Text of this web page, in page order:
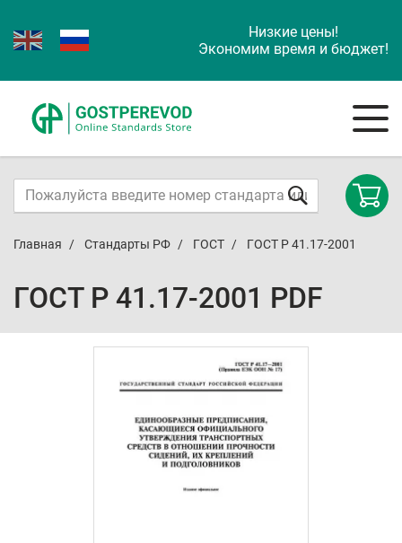
Низкие цены!
Экономим время и бюджет!
Главная Стандарты РФ ГОСТ ГОСТ Р 41.17-2001
ГОСТ Р 41.17-2001 PDF